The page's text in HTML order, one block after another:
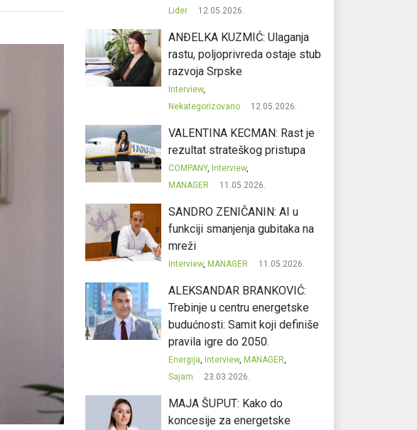
Lider
12.05.2026.
ANĐELKA KUZMIĆ: Ulaganja
rastu, poljoprivreda ostaje stub
razvoja Srpske
Interview,
Nekategorizovano
12.05.2026.
VALENTINA KECMAN: Rast je
rezultat strateškog pristupa
COMPANY, Interview,
MANAGER
11.05.2026.
SANDRO ZENIČANIN: AI u
funkciji smanjenja gubitaka na
mreži
Interview, MANAGER 11.05.2026.
ALEKSANDAR BRANKOVIĆ:
Trebinje u centru energetske
budućnosti: Samit koji definiše
pravila igre do 2050.
Energija, Interview, MANAGER,
Sajam
23.03.2026.
MAJA ŠUPUT: Kako do
koncesije za energetske